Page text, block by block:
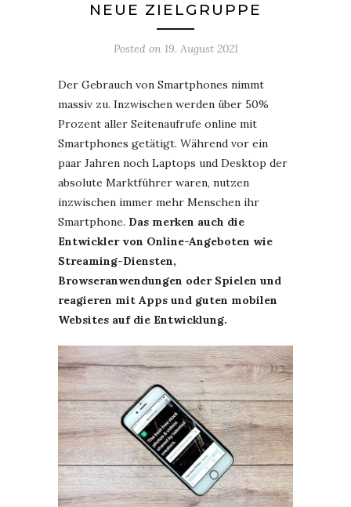
NEUE ZIELGRUPPE
Posted on 19. August 2021
Der Gebrauch von Smartphones nimmt
massiv zu. Inzwischen werden über 50%
Prozent aller Seitenaufrufe online mit
Smartphones getätigt. Während vor ein
paar Jahren noch Laptops und Desktop der
absolute Marktführer waren, nutzen
inzwischen immer mehr Menschen ihr
Smartphone. Das merken auch die
Entwickler von Online-Angeboten wie
Streaming-Diensten,
Browseranwendungen oder Spielen und
reagieren mit Apps und guten mobilen
Websites auf die Entwicklung.